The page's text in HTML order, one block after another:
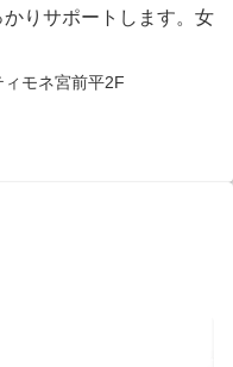
りサポートします。女
モネ宮前平2F